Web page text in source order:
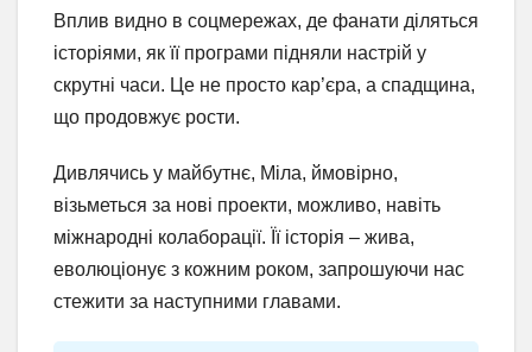
Вплив видно в соцмережах, де фанати діляться
історіями, як її програми підняли настрій у
скрутні часи. Це не просто кар’єра, а спадщина,
що продовжує рости.
Дивлячись у майбутнє, Міла, ймовірно,
візьметься за нові проекти, можливо, навіть
міжнародні колаборації. Її історія – жива,
еволюціонує з кожним роком, запрошуючи нас
стежити за наступними главами.